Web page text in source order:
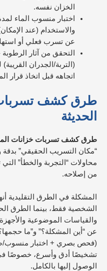
الخزان نفسه.
والاستخدام (عند
عن تسرب فعلي أو
التحقق من آثار
(التربة/الجدران
اتجاهه قبل اتخاذ قرار
طرق كشف تسربات
الحديثة
طرق كشف تسربات خزانات
“مكان التسريب الحقيقي”
محاولات “التجربة والخطأ” التي
من إصلاحه.
المشكلة في الطرق التقليدية
الشخصية فقط، بينما الطرق
والقياسات الموضوعية
عن “أين المشكلة؟” و”ما
(فحص بصري + اختبار
تشخيصًا أدق وأسرع، خصوصًا
الوصول إليها بالكامل.